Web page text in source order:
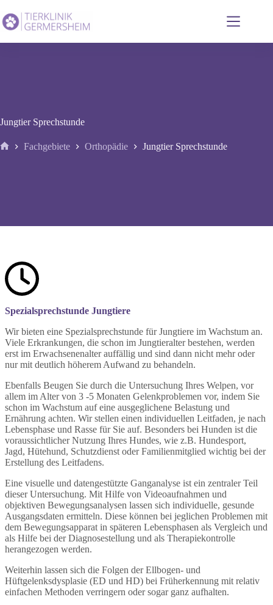
Inhalt
springen
Jungtier Sprechstunde
Fachgebiete Orthopädie Jungtier Sprechstunde
Spezialsprechstunde Jungtiere
Wir bieten eine Spezialsprechstunde für Jungtiere im Wachstum an.
Viele Erkrankungen, die schon im Jungtieralter bestehen, werden
erst im Erwachsenenalter auffällig und sind dann nicht mehr oder
nur mit deutlich höherem Aufwand zu behandeln.
Ebenfalls Beugen Sie durch die Untersuchung Ihres Welpen, vor
allem im Alter von 3 -5 Monaten Gelenkproblemen vor, indem Sie
schon im Wachstum auf eine ausgeglichene Belastung und
Ernährung achten. Wir stellen einen individuellen Leitfaden, je nach
Lebensphase und Rasse für Sie auf. Besonders bei Hunden ist die
voraussichtlicher Nutzung Ihres Hundes, wie z.B. Hundesport,
Jagd, Hütehund, Schutzdienst oder Familienmitglied wichtig bei der
Erstellung des Leitfadens.
Eine visuelle und datengestützte Ganganalyse ist ein zentraler Teil
dieser Untersuchung. Mit Hilfe von Videoaufnahmen und
objektiven Bewegungsanalysen lassen sich individuelle, gesunde
Ausgangsdaten ermitteln. Diese können bei jeglichen Problemen mit
dem Bewegungsapparat in späteren Lebensphasen als Vergleich und
als Hilfe bei der Diagnosestellung und als Therapiekontrolle
herangezogen werden.
Weiterhin lassen sich die Folgen der Ellbogen- und
Hüftgelenksdysplasie (ED und HD) bei Früherkennung mit relativ
einfachen Methoden verringern oder sogar ganz aufhalten.